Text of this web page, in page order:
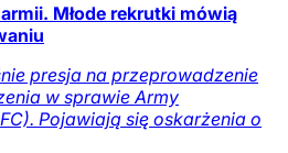
Młode rekrutki mówią
presja na przeprowadzenie
w sprawie Army
Pojawiają się oskarżenia o